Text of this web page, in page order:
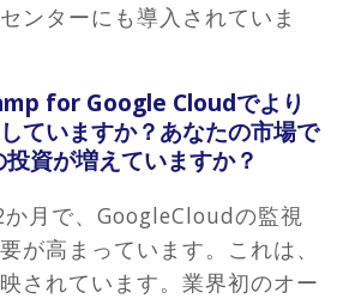
ンターにも導入されていま
for Google Cloudでより
ていますか？あなたの市場で
資が増えていますか？
月で、GoogleCloudの監視
が高まっています。これは、
されています。業界初のオー